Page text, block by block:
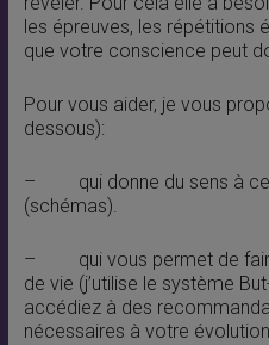
les épreuves, les répétitions
que votre conscience peut
Pour vous aider, je vous
dessous):
– qui donne du sens à ce
(schémas).
– qui vous permet de
de vie (j’utilise le système
accédiez à des
nécessaires à votre